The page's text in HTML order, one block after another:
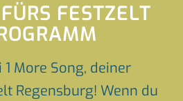
FESTZELT
More Song, deiner
Regensburg! Wenn du